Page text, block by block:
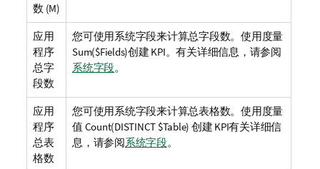
数 (M)
应用
程序
总字
段数
您可使用系统字段来计算总字段数。使用度量
Sum($Fields)创建 KPI。有关详细信息，请参阅
系统字段。
应用
程序
总表
格数
您可使用系统字段来计算总表格数。使用度量
值 Count(DISTINCT $Table) 创建 KPI有关详细信
息，请参阅系统字段。